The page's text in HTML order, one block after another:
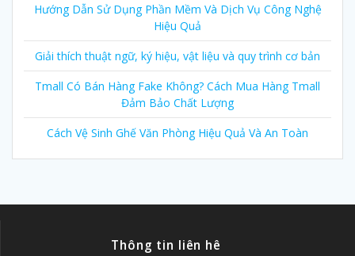
Hướng Dẫn Sử Dụng Phần Mềm Và Dịch Vụ Công Nghệ
Hiệu Quả
Giải thích thuật ngữ, ký hiệu, vật liệu và quy trình cơ bản
Tmall Có Bán Hàng Fake Không? Cách Mua Hàng Tmall
Đảm Bảo Chất Lượng
Cách Vệ Sinh Ghế Văn Phòng Hiệu Quả Và An Toàn
Thông tin liên hê